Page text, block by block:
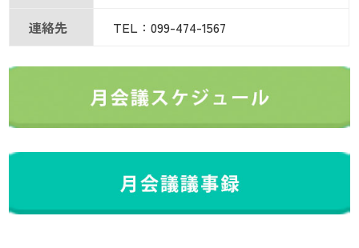
連絡先
TEL：099-474-1567